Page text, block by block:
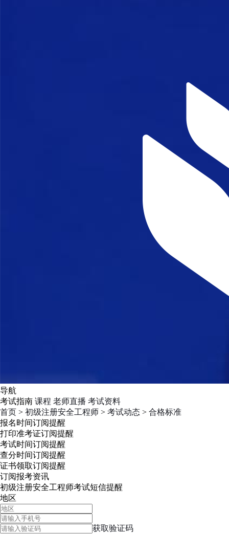
导航
考试指南 课程 老师直播 考试资料
首页 > 初级注册安全工程师 > 考试动态 > 合格标准
报名时间订阅提醒
打印准考证订阅提醒
考试时间订阅提醒
查分时间订阅提醒
证书领取订阅提醒
订阅报考资讯
初级注册安全工程师考试短信提醒
地区
获取验证码